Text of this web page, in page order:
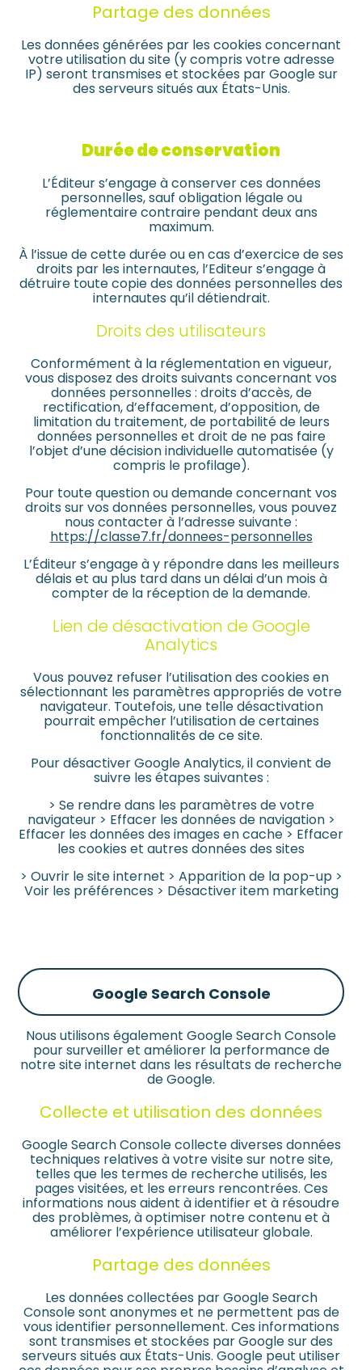
Partage des données
Les données générées par les cookies concernant
votre utilisation du site (y compris votre adresse
IP) seront transmises et stockées par Google sur
des serveurs situés aux États-Unis.
Durée de conservation
L’Éditeur s’engage à conserver ces données
personnelles, sauf obligation légale ou
réglementaire contraire pendant deux ans
maximum.
À l’issue de cette durée ou en cas d’exercice de ses
droits par les internautes, l’Editeur s’engage à
détruire toute copie des données personnelles des
internautes qu’il détiendrait.
Droits des utilisateurs
Conformément à la réglementation en vigueur,
vous disposez des droits suivants concernant vos
données personnelles : droits d’accès, de
rectification, d’effacement, d’opposition, de
limitation du traitement, de portabilité de leurs
données personnelles et droit de ne pas faire
l’objet d’une décision individuelle automatisée (y
compris le profilage).
Pour toute question ou demande concernant vos
droits sur vos données personnelles, vous pouvez
nous contacter à l’adresse suivante :
https://classe7.fr/donnees-personnelles
L’Éditeur s’engage à y répondre dans les meilleurs
délais et au plus tard dans un délai d’un mois à
compter de la réception de la demande.
Lien de désactivation de Google
Analytics
Vous pouvez refuser l’utilisation des cookies en
sélectionnant les paramètres appropriés de votre
navigateur. Toutefois, une telle désactivation
pourrait empêcher l’utilisation de certaines
fonctionnalités de ce site.
Pour désactiver Google Analytics, il convient de
suivre les étapes suivantes :
> Se rendre dans les paramètres de votre
navigateur > Effacer les données de navigation >
Effacer les données des images en cache > Effacer
les cookies et autres données des sites
> Ouvrir le site internet > Apparition de la pop-up >
Voir les préférences > Désactiver item marketing
Google Search Console
Nous utilisons également Google Search Console
pour surveiller et améliorer la performance de
notre site internet dans les résultats de recherche
de Google.
Collecte et utilisation des données
Google Search Console collecte diverses données
techniques relatives à votre visite sur notre site,
telles que les termes de recherche utilisés, les
pages visitées, et les erreurs rencontrées. Ces
informations nous aident à identifier et à résoudre
des problèmes, à optimiser notre contenu et à
améliorer l’expérience utilisateur globale.
Partage des données
Les données collectées par Google Search
Console sont anonymes et ne permettent pas de
vous identifier personnellement. Ces informations
sont transmises et stockées par Google sur des
serveurs situés aux États-Unis. Google peut utiliser